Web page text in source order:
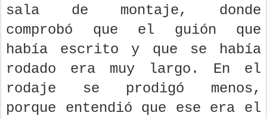
sala de montaje, donde
comprobó que el guión que
había escrito y que se había
rodado era muy largo. En el
rodaje se prodigó menos,
porque entendió que ese era el